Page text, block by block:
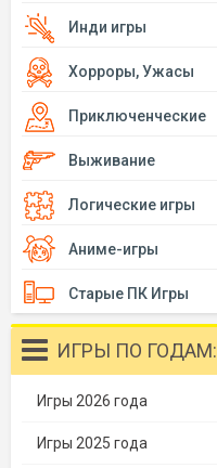
Инди игры
Хорроры, Ужасы
Приключенческие
Выживание
Логические игры
Аниме-игры
Старые ПК Игры
ИГРЫ ПО ГОДАМ:
Игры 2026 года
Игры 2025 года